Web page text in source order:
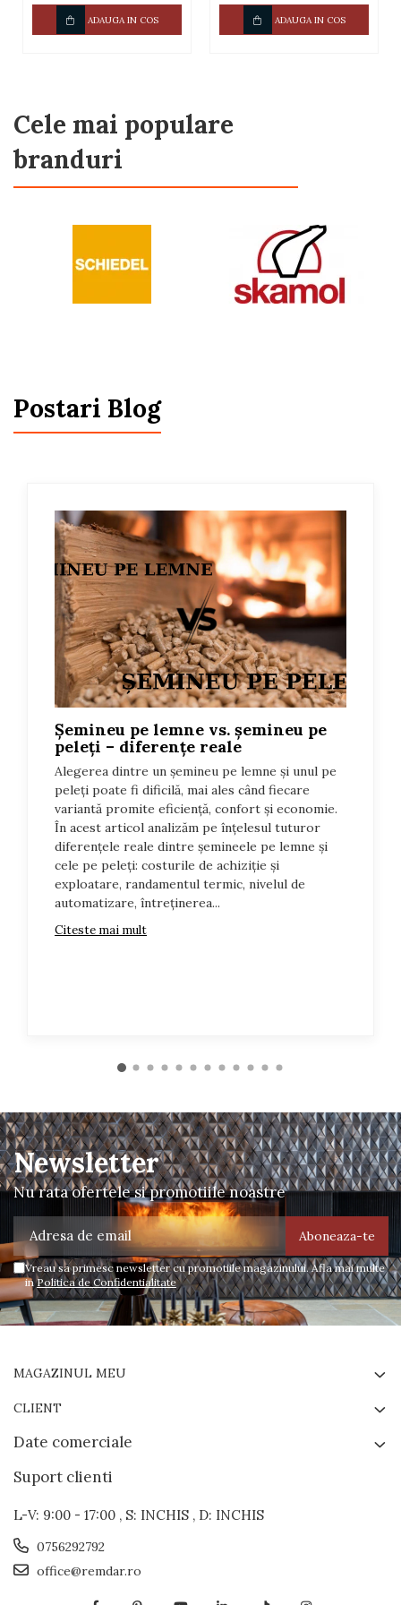
ADAUGA IN COS ADAUGA IN COS
Cele mai populare
branduri
Postari Blog
Șemineu pe lemne vs. șemineu pe
peleți – diferențe reale
Alegerea dintre un șemineu pe lemne și unul pe
peleți poate fi dificilă, mai ales când fiecare
variantă promite eficiență, confort și economie.
În acest articol analizăm pe înțelesul tuturor
diferențele reale dintre șemineele pe lemne și
cele pe peleți: costurile de achiziție și
exploatare, randamentul termic, nivelul de
automatizare, întreținerea...
Citeste mai mult
Newsletter
Nu rata ofertele si promotiile noastre
Vreau sa primesc newsletter cu promotiile magazinului. Afla mai multe
inPolitica de Confidentialitate
MAGAZINUL MEU
CLIENT
Date comerciale
Suport clienti
L-V: 9:00 - 17:00 , S: INCHIS , D: INCHIS
0756292792
office@remdar.ro